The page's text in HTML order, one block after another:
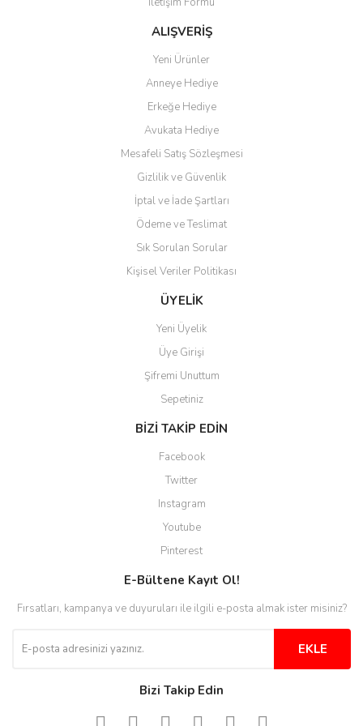
Aytaç Hacıalioğlu | 01/01/2026
Site guzel çalışıyor irtibat lara
Aradığınıza kolay ulaşılan bir
Tesadüf buldum siteyi ve aşırı
Sinijanna Koçak | 05/04/2025
ALIŞVERİŞ
Yeni Ürünler
Anneye Hediye
Erkeğe Hediye
Avukata Hediye
Mesafeli Satış Sözleşmesi
Gizlilik ve Güvenlik
İptal ve İade Şartları
Ödeme ve Teslimat
Sık Sorulan Sorular
Kişisel Veriler Politikası
ÜYELİK
Yeni Üyelik
Üye Girişi
Şifremi Unuttum
Sepetiniz
BİZİ TAKİP EDİN
Facebook
Twitter
Instagram
Youtube
Pinterest
E-Bültene Kayıt Ol!
Fırsatları, kampanya ve duyuruları ile ilgili e-posta almak ister misiniz?
EKLE
Bizi Takip Edin